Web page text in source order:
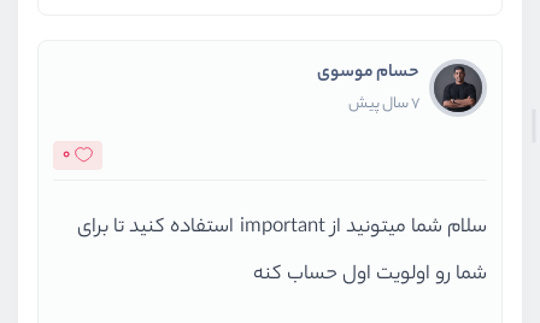
حسام موسوی
7 سال پیش
0
سلام شما میتونید از important استفاده کنید تا برای
شما رو اولویت اول حساب کنه